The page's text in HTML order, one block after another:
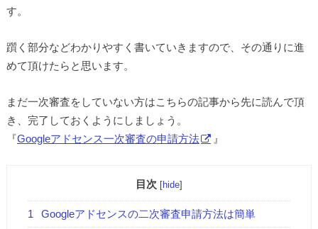
す。
躓く部分などわかりやすく書いていきますので、その通りに進
めて頂けたらと思います。
まだ一次審査をしていない方はこちらの記事から先に読んで頂
き、完了しておくようにしましょう。
『Googleアドセンス一次審査の申請方法 』
目次 [hide]
1 Googleアドセンスの二次審査申請方法は簡単